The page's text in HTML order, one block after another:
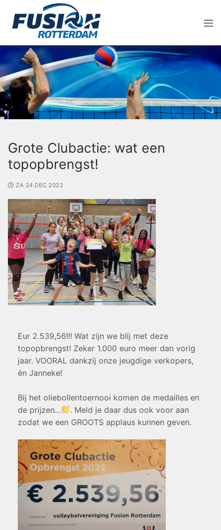
Grote Clubactie: wat een
topopbrengst!
ZA 24 DEC 2022
Eur 2.539,56!!! Wat zijn we blij met deze
topopbrengst! Zeker 1.000 euro meer dan vorig
jaar. VOORAL dankzij onze jeugdige verkopers,
én Janneke!
Bij het oliebollentoernooi komen de medailles en
de prijzen…
. Meld je daar dus ook voor aan
zodat we een GROOTS applaus kunnen geven.